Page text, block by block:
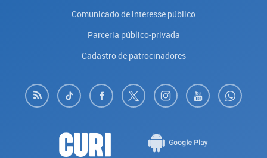
Comunicado de interesse público
Parceria público-privada
Cadastro de patrocinadores